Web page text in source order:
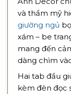
và thẩm mỹ
giường ngủ
xám – be
mang đến
dàng chìm
Hai tab đầu
kèm đèn đọc